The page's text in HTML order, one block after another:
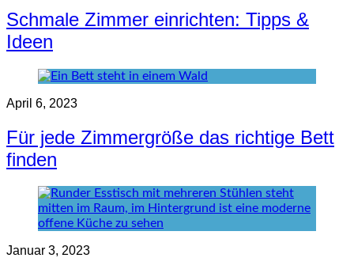
Schmale Zimmer einrichten: Tipps &
Ideen
April 6, 2023
Für jede Zimmergröße das richtige Bett
finden
Januar 3, 2023